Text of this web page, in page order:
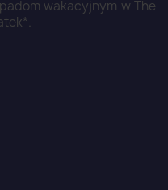
wakacyjnym w The